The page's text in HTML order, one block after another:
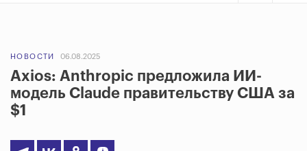
НОВОСТИ 06.08.2025
Axios: Anthropic предложила ИИ-
модель Claude правительству США за
$1